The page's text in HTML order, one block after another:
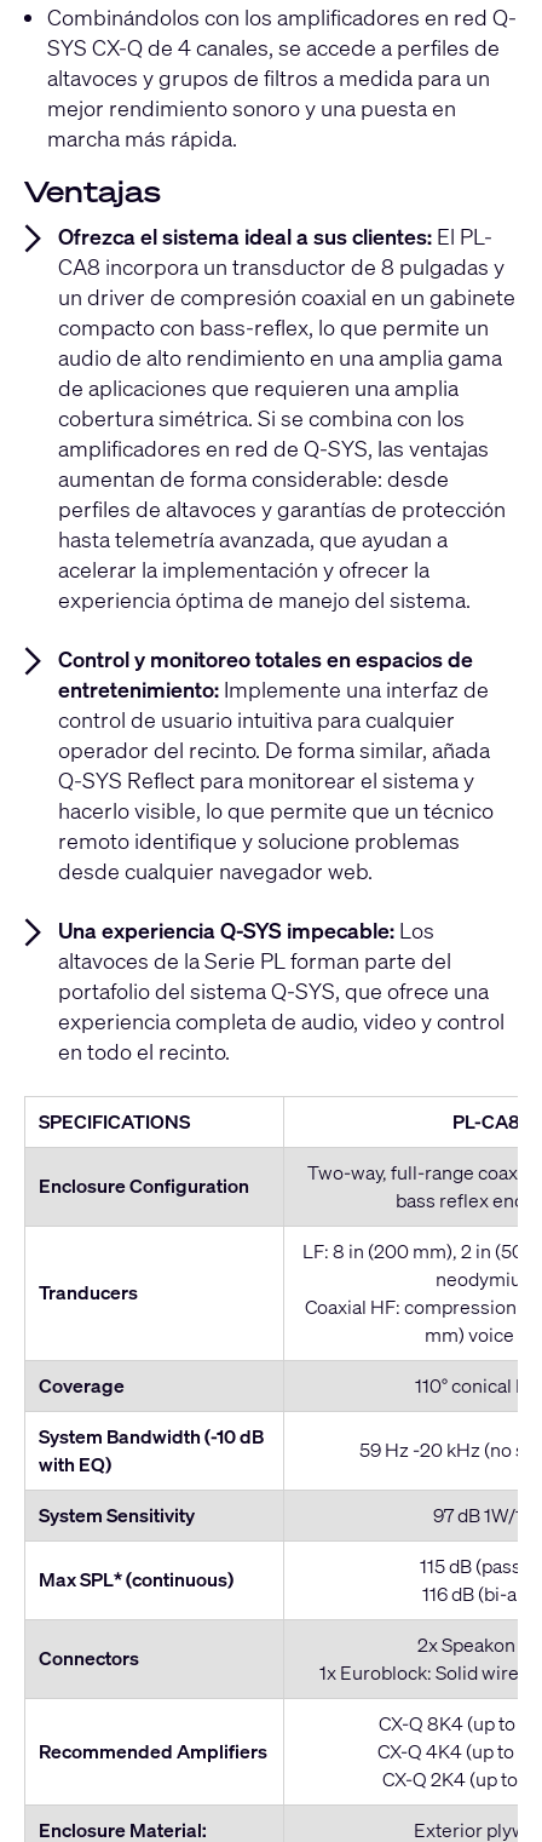
Combinándolos con los amplificadores en red Q-
SYS CX-Q de 4 canales, se accede a perfiles de
altavoces y grupos de filtros a medida para un
mejor rendimiento sonoro y una puesta en
marcha más rápida.
Ventajas
Ofrezca el sistema ideal a sus clientes: El PL-
CA8 incorpora un transductor de 8 pulgadas y
un driver de compresión coaxial en un gabinete
compacto con bass-reflex, lo que permite un
audio de alto rendimiento en una amplia gama
de aplicaciones que requieren una amplia
cobertura simétrica. Si se combina con los
amplificadores en red de Q-SYS, las ventajas
aumentan de forma considerable: desde
perfiles de altavoces y garantías de protección
hasta telemetría avanzada, que ayudan a
acelerar la implementación y ofrecer la
experiencia óptima de manejo del sistema.
Control y monitoreo totales en espacios de
entretenimiento: Implemente una interfaz de
control de usuario intuitiva para cualquier
operador del recinto. De forma similar, añada
Q-SYS Reflect para monitorear el sistema y
hacerlo visible, lo que permite que un técnico
remoto identifique y solucione problemas
desde cualquier navegador web.
Una experiencia Q-SYS impecable: Los
altavoces de la Serie PL forman parte del
portafolio del sistema Q-SYS, que ofrece una
experiencia completa de audio, video y control
en todo el recinto.
SPECIFICATIONS PL-CA8
Enclosure Configuration
Two-way, full-range
bass reflex
Tranducers
LF: 8 in (200 mm), 2 in
neodymium
Coaxial HF: compression
mm) voice
Coverage
110° conical
System Bandwidth (-10 dB
with EQ)
59 Hz -20 kHz (no
System Sensitivity 97 dB 1W/1m
Max SPL* (continuous)
115 dB
116 dB (bi-
Connectors
2x Speakon
1x Euroblock: Solid wire 8
Recommended Amplifiers
CX-Q 8K4 (up to 4
CX-Q 4K4 (up to 2
CX-Q 2K4 (up to 1
Enclosure Material:
Exterior